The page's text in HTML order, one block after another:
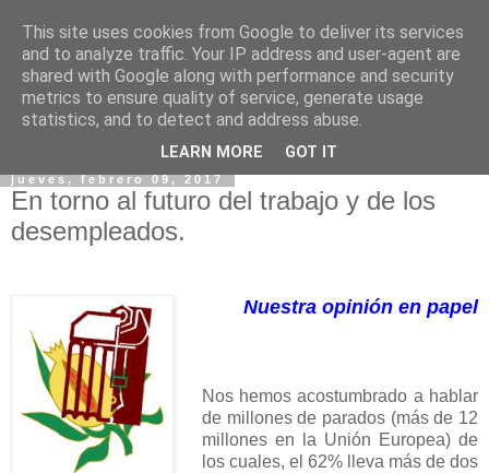
jueves, febrero 09, 2017
En torno al futuro del trabajo y de los
desempleados.
Nuestra opinión en papel
Nos hemos acostumbrado a hablar
de millones de parados (más de 12
millones en la Unión Europea) de
los cuales, el 62% lleva más de dos
This site uses cookies from Google to deliver its services
and to analyze traffic. Your IP address and user-agent are
shared with Google along with performance and security
metrics to ensure quality of service, generate usage
statistics, and to detect and address abuse.
LEARN MORE GOT IT